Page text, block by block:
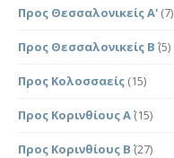
Προς Θεσσαλονικείς Α' (7)
Προς Θεσσαλονικείς Β΄ (5)
Προς Κολοσσαείς (15)
Προς Κορινθίους Α΄(15)
Προς Κορινθίους Β΄ (27)